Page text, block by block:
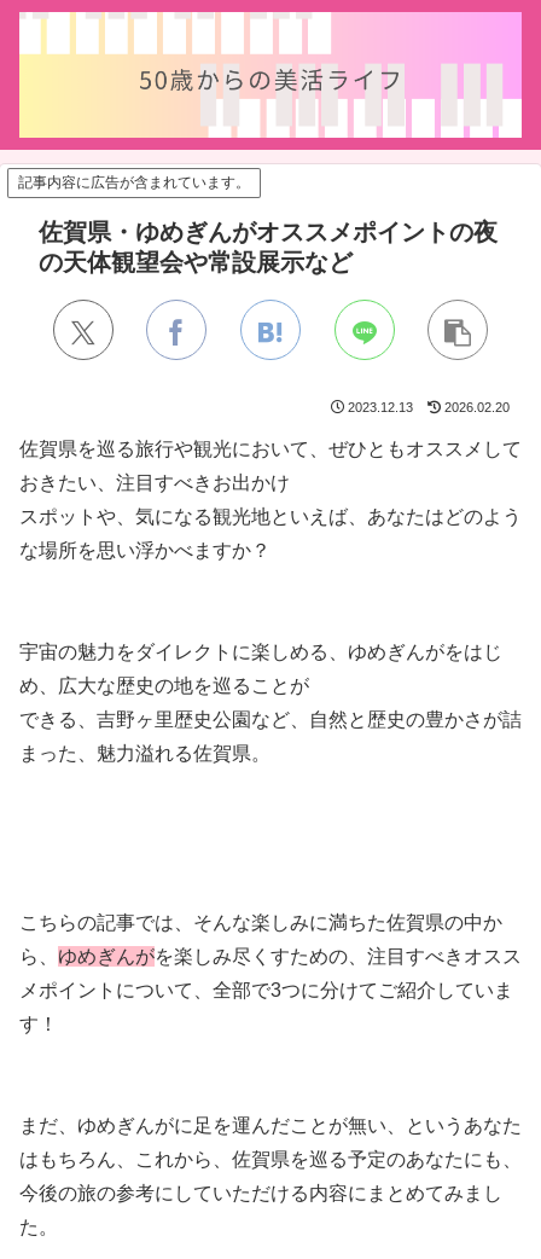
記事内容に広告が含まれています。
佐賀県・ゆめぎんがオススメポイントの夜
の天体観望会や常設展示など
2023.12.13 2026.02.20
佐賀県を巡る旅行や観光において、ぜひともオススメして
おきたい、注目すべきお出かけ
スポットや、気になる観光地といえば、あなたはどのよう
な場所を思い浮かべますか？
宇宙の魅力をダイレクトに楽しめる、ゆめぎんがをはじ
め、広大な歴史の地を巡ることが
できる、吉野ヶ里歴史公園など、自然と歴史の豊かさが詰
まった、魅力溢れる佐賀県。
こちらの記事では、そんな楽しみに満ちた佐賀県の中か
ら、 ゆめぎんがを楽しみ尽くすための、注目すべきオスス
メポイントについて、全部で3つに分けてご紹介していま
す！
まだ、ゆめぎんがに足を運んだことが無い、というあなた
はもちろん、これから、佐賀県を巡る予定のあなたにも、
今後の旅の参考にしていただける内容にまとめてみまし
た。